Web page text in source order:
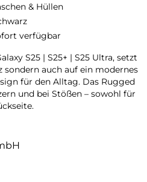
& Hüllen
verfügbar
S25 | S25+ | S25 Ultra, setzt
auch auf ein modernes
für den Alltag. Das Rugged
und bei Stößen – sowohl für